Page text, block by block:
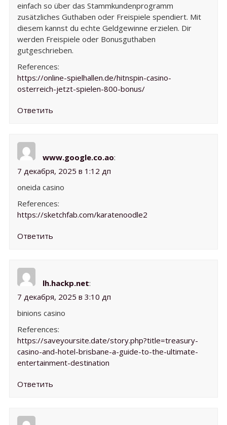
einfach so über das Stammkundenprogramm
zusätzliches Guthaben oder Freispiele spendiert. Mit
diesem kannst du echte Geldgewinne erzielen. Dir
werden Freispiele oder Bonusguthaben
gutgeschrieben.
References:
https://online-spielhallen.de/hitnspin-casino-
osterreich-jetzt-spielen-800-bonus/
Ответить
www.google.co.ao:
7 декабря, 2025 в 1:12 дп
oneida casino
References:
https://sketchfab.com/karatenoodle2
Ответить
lh.hackp.net:
7 декабря, 2025 в 3:10 дп
binions casino
References:
https://saveyoursite.date/story.php?title=treasury-
casino-and-hotel-brisbane-a-guide-to-the-ultimate-
entertainment-destination
Ответить